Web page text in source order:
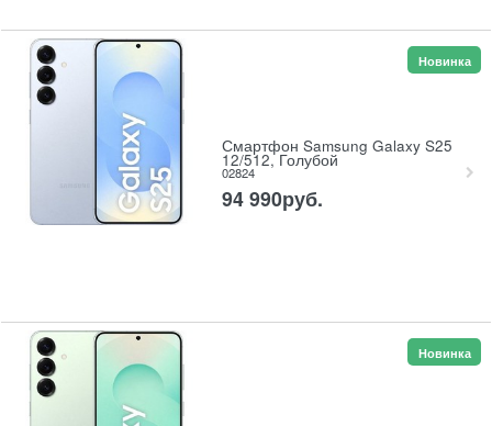
Смартфон Samsung Galaxy S25
12/512, Голубой
02824
94 990руб.
Новинка
Новинка